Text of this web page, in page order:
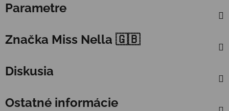
Parametre
Značka Miss Nella 🇬🇧
Diskusia
Ostatné informácie